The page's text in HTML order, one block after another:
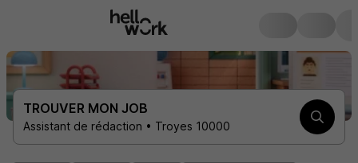
TROUVER MON JOB
Assistant de rédaction • Troyes 10000